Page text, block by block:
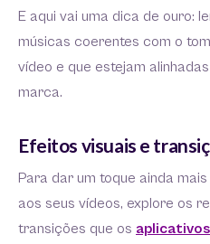
E aqui vai uma dica de ouro:
músicas coerentes com o
vídeo e que estejam
marca.
Efeitos visuais e
Para dar um toque ainda
aos seus vídeos, explore os
transições que os